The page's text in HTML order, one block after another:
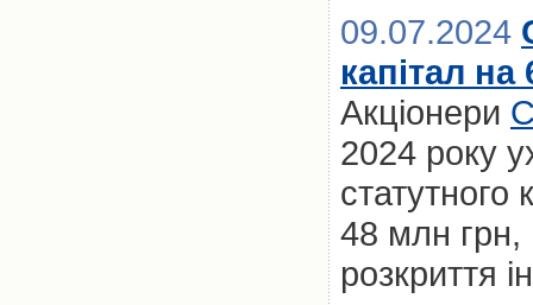
09.07.2024
капітал на
Акціонери
2024 року
статутного
48 млн грн,
розкриття